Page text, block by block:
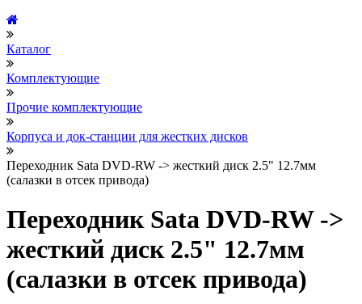
Каталог
Комплектующие
Прочие комплектующие
Корпуса и док-станции для жестких дисков
Переходник Sata DVD-RW -> жесткий диск 2.5" 12.7мм
(салазки в отсек привода)
Переходник Sata DVD-RW ->
жесткий диск 2.5" 12.7мм
(салазки в отсек привода)